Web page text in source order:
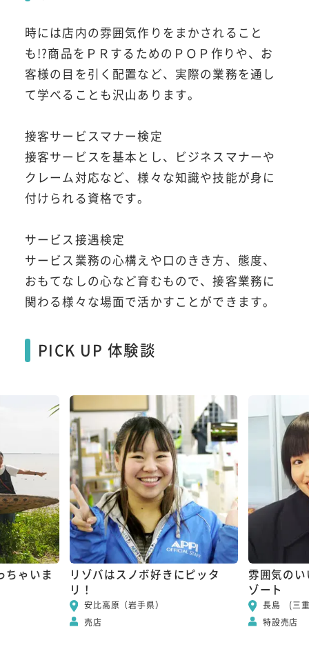
時には店内の雰囲気作りをまかされること
も!?商品をＰＲするためのＰＯＰ作りや、お
客様の目を引く配置など、実際の業務を通し
て学べることも沢山あります。
接客サービスマナー検定
接客サービスを基本とし、ビジネスマナーや
クレーム対応など、様々な知識や技能が身に
付けられる資格です。
サービス接遇検定
サービス業務の心構えや口のきき方、態度、
おもてなしの心など育むもので、接客業務に
関わる様々な場面で活かすことができます。
PICK UP 体験談
ちゃいま
リゾバはスノボ好きにピッタ
リ！
安比高原（岩手県）
売店
雰囲気の
ゾート
長島 (三
特設売店